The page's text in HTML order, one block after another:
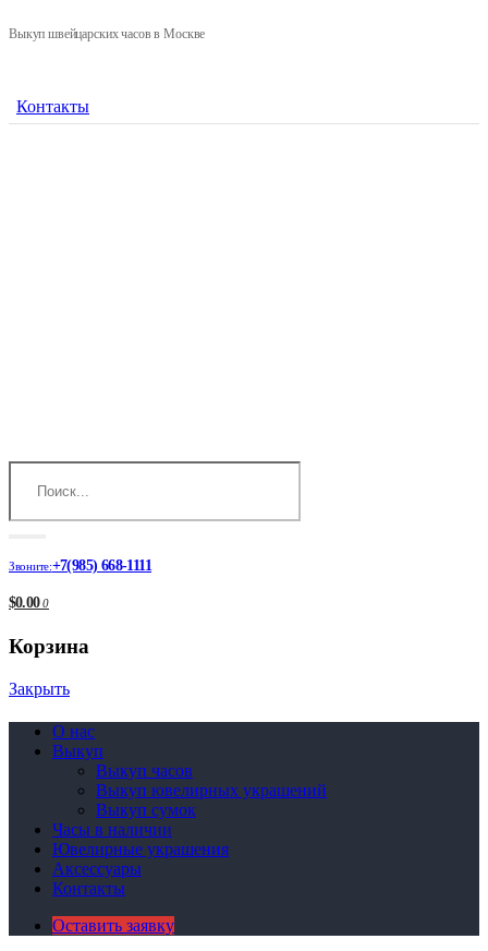
Выкуп швейцарских часов в Москве
Контакты
Звоните:+7(985) 668-1111
$0.00 0
Корзина
Закрыть
О нас
Выкуп
Выкуп часов
Выкуп ювелирных украшений
Выкуп сумок
Часы в наличии
Ювелирные украшения
Аксессуары
Контакты
Оставить заявку